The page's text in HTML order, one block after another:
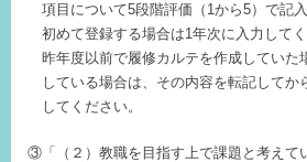
項目について5段階評価（1から5）で記入
初めて登録する場合は1年次に入力してく
昨年度以前で履修カルテを作成していた
している場合は、その内容を転記してか
してください。
③「（２）教職を目指す上で課題と考えて